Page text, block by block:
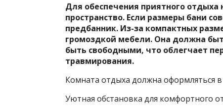
Для обеспечения приятного
пространство. Если размеры бани
предбанник. Из-за компактных
громоздкой мебели. Она должна
быть свободными, что облегчает
травмирования.
Комната отдыха должна оформляться
Уютная обстановка для комфортного